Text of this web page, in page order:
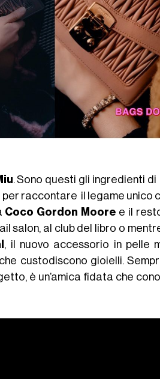
. Sono questi gli ingredienti di
raccontare il legame unico
Coco Gordon Moore e il
salon, al club del libro o
, il nuovo accessorio in pelle
custodiscono gioielli.
è un’amica fidata che